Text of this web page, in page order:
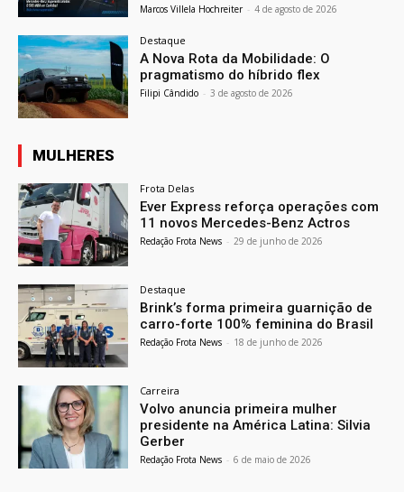
Marcos Villela Hochreiter - 4 de agosto de 2026
Destaque
A Nova Rota da Mobilidade: O
pragmatismo do híbrido flex
Filipi Cândido - 3 de agosto de 2026
MULHERES
Frota Delas
Ever Express reforça operações com
11 novos Mercedes-Benz Actros
Redação Frota News - 29 de junho de 2026
Destaque
Brink’s forma primeira guarnição de
carro-forte 100% feminina do Brasil
Redação Frota News - 18 de junho de 2026
Carreira
Volvo anuncia primeira mulher
presidente na América Latina: Silvia
Gerber
Redação Frota News - 6 de maio de 2026